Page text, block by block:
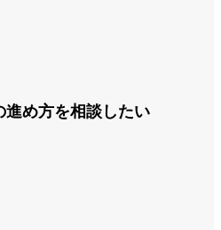
め方を相談したい